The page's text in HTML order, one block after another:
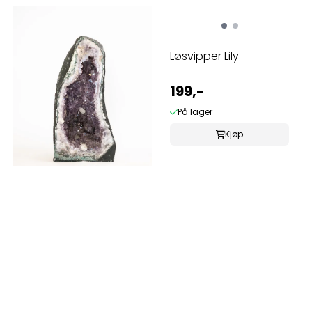
Løsvipper Lily
199,-
På lager
Kjøp